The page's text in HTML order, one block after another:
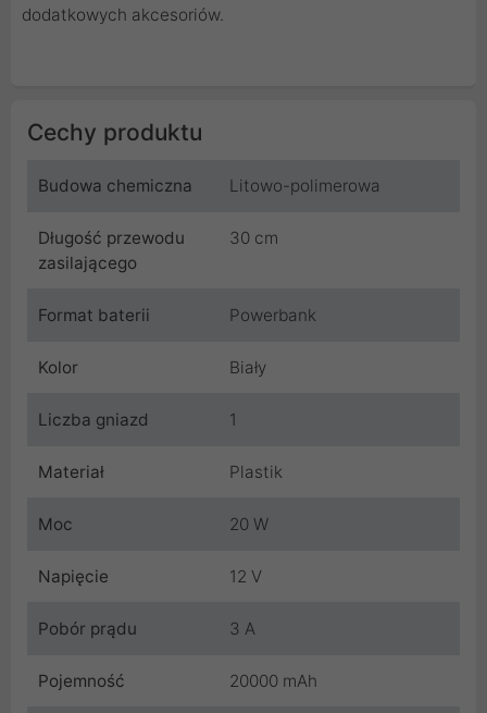
dodatkowych akcesoriów.
Cechy produktu
Budowa chemiczna Litowo-polimerowa
Długość przewodu
zasilającego
30 cm
Format baterii Powerbank
Kolor Biały
Liczba gniazd 1
Materiał Plastik
Moc 20 W
Napięcie 12 V
Pobór prądu 3 A
Pojemność 20000 mAh